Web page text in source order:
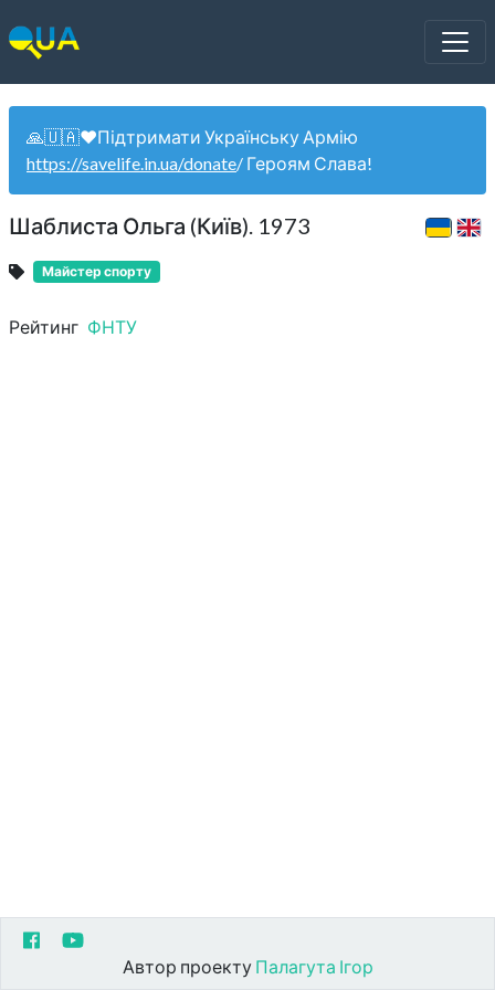
🙏🇺🇦❤️Підтримати Українську Армію
https://savelife.in.ua/donate/ Героям Слава!
Шаблиста Ольга (Київ). 1973
Майстер спорту
Рейтинг ФНТУ
Автор проекту Палагута Ігор